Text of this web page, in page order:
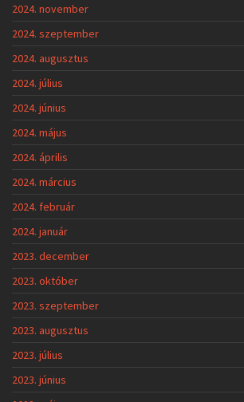
2024. november
2024. szeptember
2024. augusztus
2024. július
2024. június
2024. május
2024. április
2024. március
2024. február
2024. január
2023. december
2023. október
2023. szeptember
2023. augusztus
2023. július
2023. június